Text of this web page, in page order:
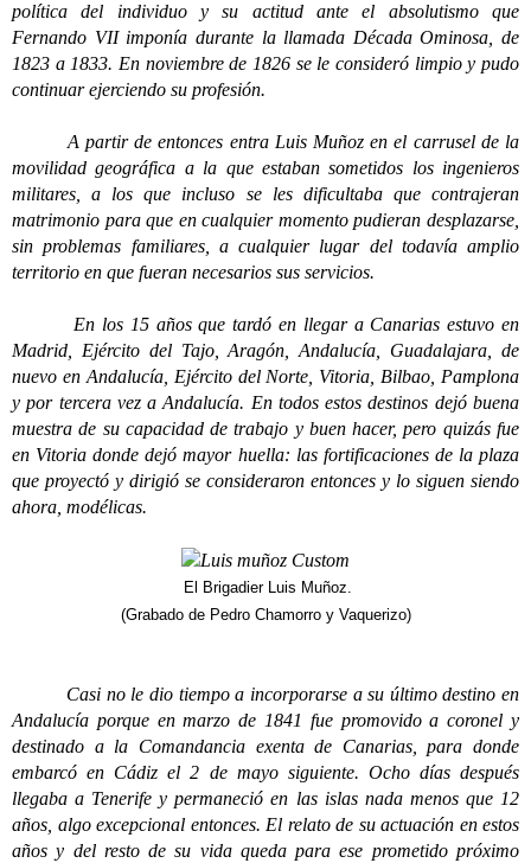
política del individuo y su actitud ante el absolutismo que
Fernando VII imponía durante la llamada Década Ominosa, de
1823 a 1833. En noviembre de 1826 se le consideró limpio y pudo
continuar ejerciendo su profesión.
A partir de entonces entra Luis Muñoz en el carrusel de la
movilidad geográfica a la que estaban sometidos los ingenieros
militares, a los que incluso se les dificultaba que contrajeran
matrimonio para que en cualquier momento pudieran desplazarse,
sin problemas familiares, a cualquier lugar del todavía amplio
territorio en que fueran necesarios sus servicios.
En los 15 años que tardó en llegar a Canarias estuvo en
Madrid, Ejército del Tajo, Aragón, Andalucía, Guadalajara, de
nuevo en Andalucía, Ejército del Norte, Vitoria, Bilbao, Pamplona
y por tercera vez a Andalucía. En todos estos destinos dejó buena
muestra de su capacidad de trabajo y buen hacer, pero quizás fue
en Vitoria donde dejó mayor huella: las fortificaciones de la plaza
que proyectó y dirigió se consideraron entonces y lo siguen siendo
ahora, modélicas.
El Brigadier Luis Muñoz.
(Grabado de Pedro Chamorro y Vaquerizo)
Casi no le dio tiempo a incorporarse a su último destino en
Andalucía porque en marzo de 1841 fue promovido a coronel y
destinado a la Comandancia exenta de Canarias, para donde
embarcó en Cádiz el 2 de mayo siguiente. Ocho días después
llegaba a Tenerife y permaneció en las islas nada menos que 12
años, algo excepcional entonces. El relato de su actuación en estos
años y del resto de su vida queda para ese prometido próximo